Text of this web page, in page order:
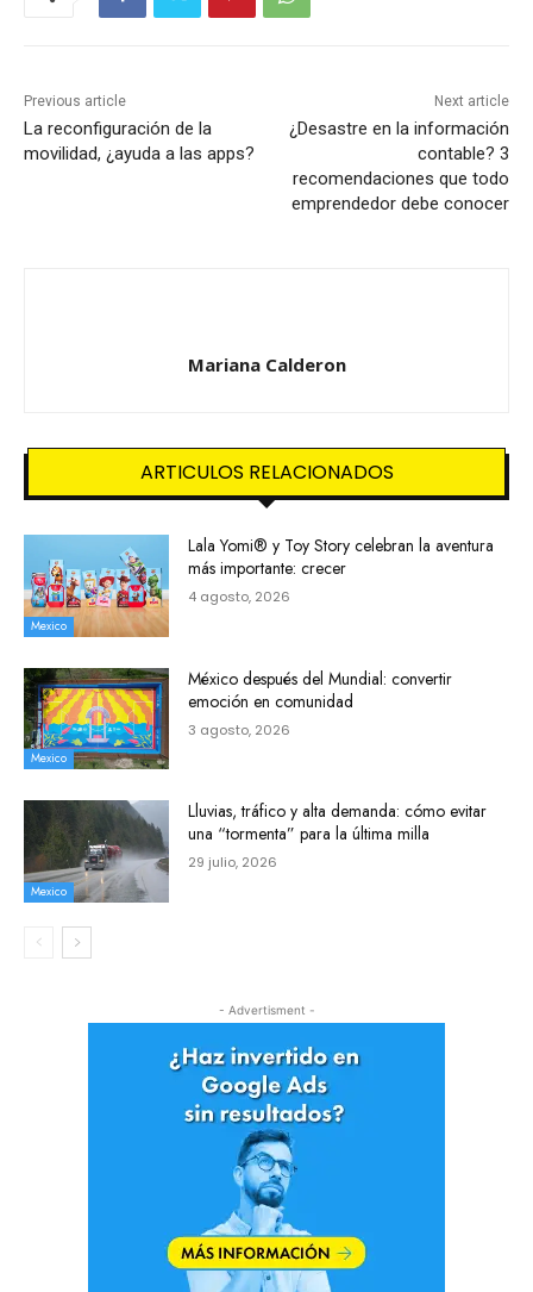
Previous article
La reconfiguración de la
movilidad, ¿ayuda a las apps?
Next article
¿Desastre en la información
contable? 3
recomendaciones que todo
emprendedor debe conocer
Mariana Calderon
ARTICULOS RELACIONADOS
Mexico
Lala Yomi® y Toy Story celebran la aventura
más importante: crecer
4 agosto, 2026
Mexico
México después del Mundial: convertir
emoción en comunidad
3 agosto, 2026
Mexico
Lluvias, tráfico y alta demanda: cómo evitar
una “tormenta” para la última milla
29 julio, 2026
- Advertisment -